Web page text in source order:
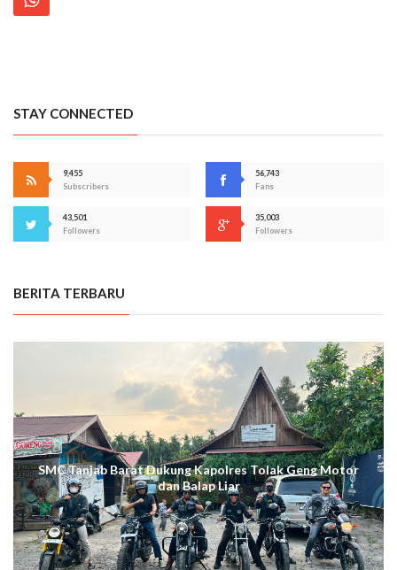
STAY CONNECTED
9,455
Subscribers
56,743
Fans
43,501
Followers
35,003
Followers
BERITA TERBARU
SMC Tanjab Barat Dukung Kapolres Tolak Geng Motor
dan Balap Liar